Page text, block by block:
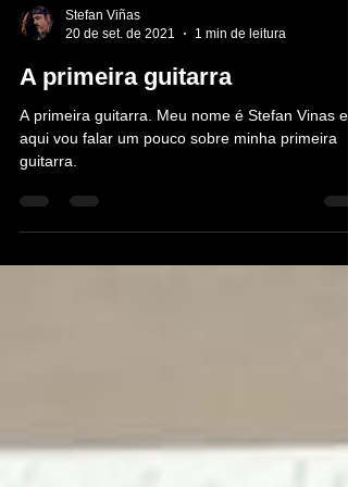
20 de set. de 2021
1 min de leitura
A primeira guitarra
A primeira guitarra. Meu nome é Stefan Vinas e
guitarra.